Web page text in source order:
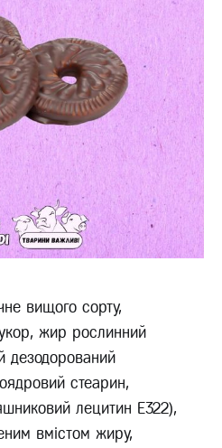
вищого сорту,
жир рослинний
дезодорований
стеарин,
лецитин Е322),
вмістом жиру,